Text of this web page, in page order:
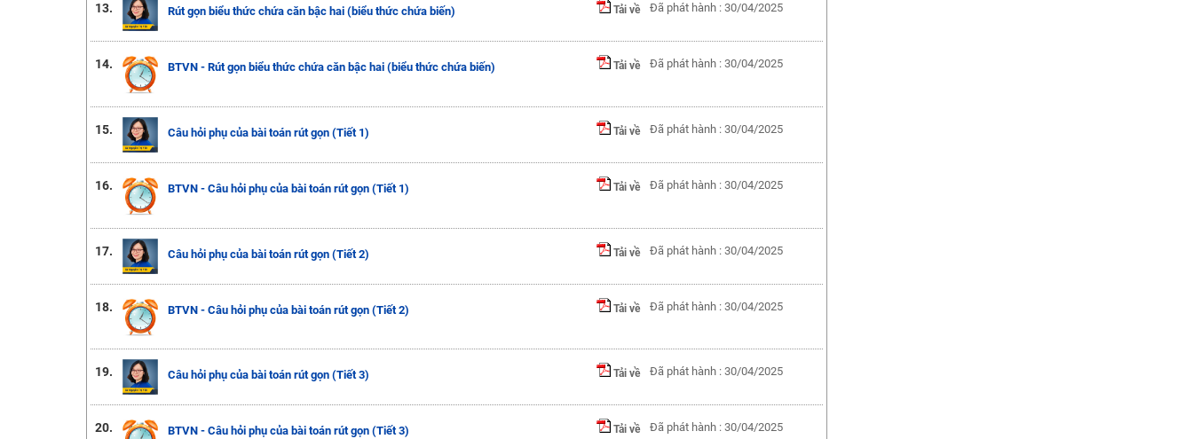
13. Rút gọn biểu thức chứa căn bậc hai (biểu thức chứa biến) Tải về Đã phát hành : 30/04/2025
14. BTVN - Rút gọn biểu thức chứa căn bậc hai (biểu thức chứa biến) Tải về Đã phát hành : 30/04/2025
15. Câu hỏi phụ của bài toán rút gọn (Tiết 1) Tải về Đã phát hành : 30/04/2025
16. BTVN - Câu hỏi phụ của bài toán rút gọn (Tiết 1) Tải về Đã phát hành : 30/04/2025
17. Câu hỏi phụ của bài toán rút gọn (Tiết 2) Tải về Đã phát hành : 30/04/2025
18. BTVN - Câu hỏi phụ của bài toán rút gọn (Tiết 2) Tải về Đã phát hành : 30/04/2025
19. Câu hỏi phụ của bài toán rút gọn (Tiết 3) Tải về Đã phát hành : 30/04/2025
20. BTVN - Câu hỏi phụ của bài toán rút gọn (Tiết 3) Tải về Đã phát hành : 30/04/2025